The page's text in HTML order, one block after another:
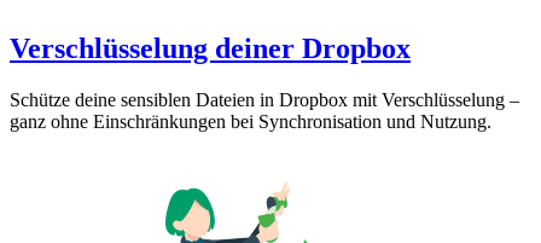
Verschlüsselung deiner Dropbox
Schütze deine sensiblen Dateien in Dropbox mit Verschlüsselung –
ganz ohne Einschränkungen bei Synchronisation und Nutzung.